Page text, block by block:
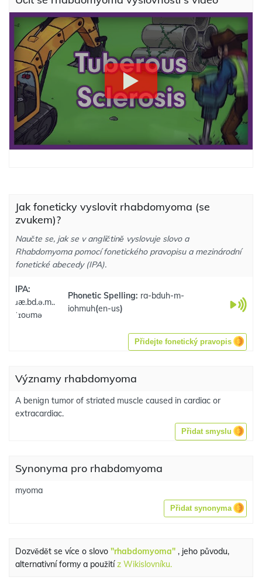
Jak foneticky vyslovit rhabdomyoma (se
zvukem)?
Naučte se, jak se v angličtině vyslovuje slovo a
Rhabdomyoma pomocí fonetického pravopisu a mezinárodní
fonetické abecedy (IPA).
IPA:
ɹæ.bd.ə.m..
ˈɪoʊmə
Phonetic Spelling: ra-bduh-m-
iohmuh(en-us)
Přidejte fonetický pravopis
Významy rhabdomyoma
A benign tumor of striated muscle caused in cardiac or
extracardiac.
Přidat smyslu
Synonyma pro rhabdomyoma
myoma
Přidat synonyma
Dozvědět se více o slovo "rhabdomyoma" , jeho původu,
alternativní formy a použitíz Wikislovníku.